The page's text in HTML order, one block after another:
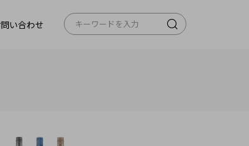
い合わせ